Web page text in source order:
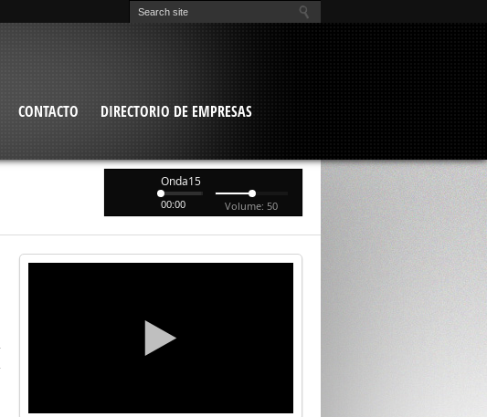
CONTACTO
DIRECTORIO DE EMPRESAS
Onda15
00:00 Volume: 50